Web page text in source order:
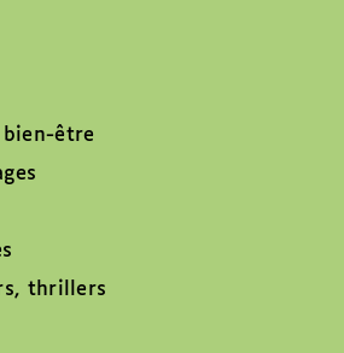
être
thrillers